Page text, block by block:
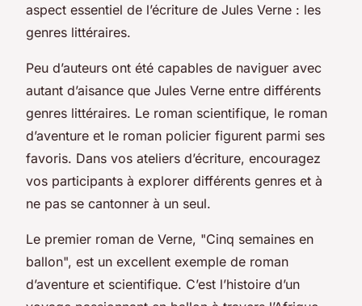
aspect essentiel de l’écriture de Jules Verne : les
genres littéraires.
Peu d’auteurs ont été capables de naviguer avec
autant d’aisance que Jules Verne entre différents
genres littéraires. Le roman scientifique, le roman
d’aventure et le roman policier figurent parmi ses
favoris. Dans vos ateliers d’écriture, encouragez
vos participants à explorer différents genres et à
ne pas se cantonner à un seul.
Le premier roman de Verne, "Cinq semaines en
ballon", est un excellent exemple de roman
d’aventure et scientifique. C’est l’histoire d’un